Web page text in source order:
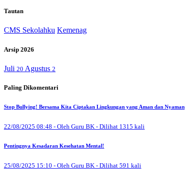
Tautan
CMS Sekolahku Kemenag
Arsip 2026
Juli 20 Agustus 2
Paling Dikomentari
Stop Bullying! Bersama Kita Ciptakan Lingkungan yang Aman dan Nyaman
22/08/2025 08:48 - Oleh Guru BK - Dilihat 1315 kali
Pentingnya Kesadaran Kesehatan Mental!
25/08/2025 15:10 - Oleh Guru BK - Dilihat 591 kali